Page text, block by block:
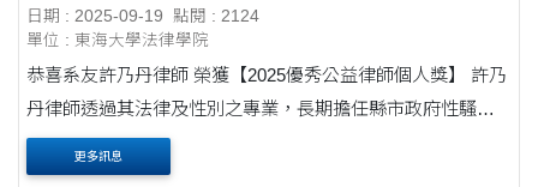
日期 : 2025-09-19
點閱 : 2124
單位 : 東海大學法律學院
恭喜系友許乃丹律師 榮獲【2025優秀公益律師個人獎】 許乃
丹律師透過其法律及性別之專業，長期擔任縣市政府性騷擾
調查委員，因調查經驗專業豐富，故投入相當多心力，多年
來不斷推廣性平教育，更密集至全國各地、....
更多訊息